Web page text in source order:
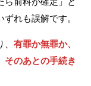
れも誤解です。
有罪か無罪か、
そのあとの手続き